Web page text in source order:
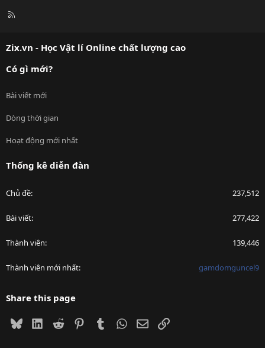
R
Zix.vn - Học Vật lí Online chất lượng cao
Có gì mới?
Bài viết mới
Dòng thời gian
Hoạt động mới nhất
Thống kê diễn đàn
Chủ đề 237,512
Bài viết 277,422
Thành viên 139,446
Thành viên mới nhất gamdomguncel9
Share this page
BlueskyLinkedIn
Reddit PinterestTumblrWhatsApp
EmailLink